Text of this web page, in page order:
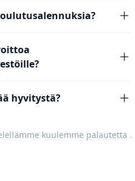
hyvitystä?
kuulemme palautetta .